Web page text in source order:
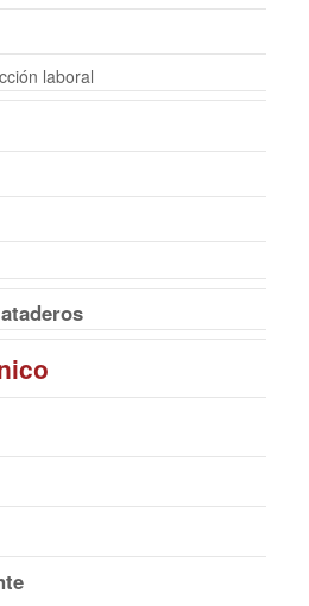
laboral